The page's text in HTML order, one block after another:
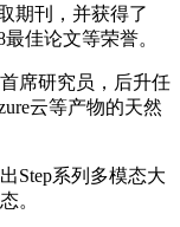
期刊，并获得了
佳论文等荣誉。
席研究员，后升任
云等产物的天然
系列多模态大
。